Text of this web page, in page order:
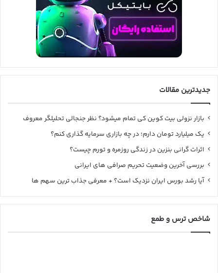
جدیدترین مقالات
بازار نزولی بیت کوین کی تمام میشود؟ نظر جنجالی تحلیلگر معروف
یک میلیارد تومان دارم؛ در چه بازاری سرمایه گذاری کنم؟
اثرات گرانی بنزین در زندگی روزمره و تورم چیست؟
بررسی آخرین وضعیت تحریم صرافی های ایرانی
آیا رشد بورس ایران نزدیک است؟ + معرفی جذاب ترین سهم ها
شاخص ترس و طمع